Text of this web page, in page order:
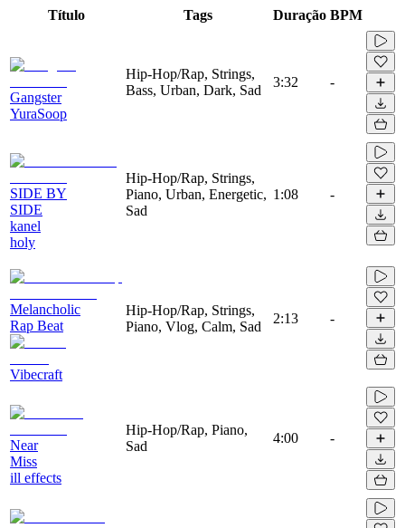
Título Tags Duração BPM
Gangster
YuraSoop
Hip-Hop/Rap, Strings,
Bass, Urban, Dark, Sad
3:32 -
SIDE BY
SIDE
kanel
holy
Hip-Hop/Rap, Strings,
Piano, Urban, Energetic,
Sad
1:08 -
Melancholic
Rap Beat
Vibecraft
Hip-Hop/Rap, Strings,
Piano, Vlog, Calm, Sad
2:13 -
Near
Miss
ill effects
Hip-Hop/Rap, Piano,
Sad
4:00 -